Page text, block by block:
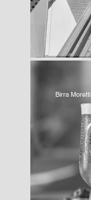
Birra Moretti